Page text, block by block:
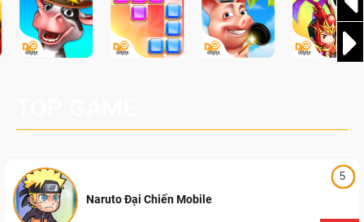
5
Naruto Đại Chiến Mobile